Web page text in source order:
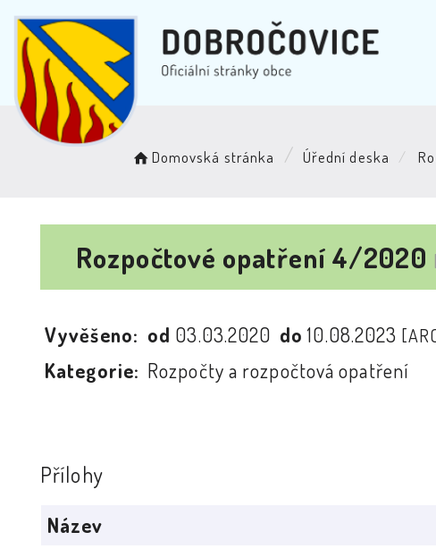
Domovská stránka Úřední deska
Rozpočtové opatření 4/2020
Vyvěšeno: od 03.03.2020 do10.08.2023
Kategorie: Rozpočty a rozpočtová opatření
Přílohy
Název